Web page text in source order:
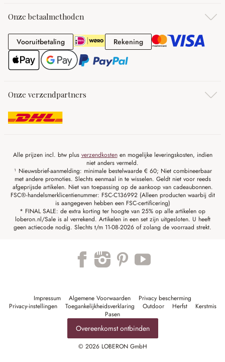
Onze betaalmethoden
VooruitbetalingVooruitbetaling RekeningRekening
Onze verzendpartners
Alle prijzen incl. btw plus verzendkostenen mogelijke leveringskosten, indien
niet anders vermeld.
¹ Nieuwsbrief-aanmelding: minimale bestelwaarde € 60; Niet combineerbaar
met andere promoties. Slechts eenmaal in te wisselen. Geldt niet voor reeds
afgeprijsde artikelen. Niet van toepassing op de aankoop van cadeaubonnen.
FSC®-handelsmerklicentienummer: FSC-C136992 (Alleen producten waarbij dit
is aangegeven hebben een FSC-certificering)
* FINAL SALE: de extra korting ter hoogte van 25% op alle artikelen op
loberon.nl/Sale is al verrekend. Artikelen in een set zijn uitgesloten. U heeft
geen actiecode nodig. Slechts t/m 11-08-2026 of zolang de voorraad strekt.
Impressum Algemene Voorwaarden
Privacy bescherming
Privacy-instellingen
Toegankelijkheidsverklaring Outdoor Herfst
Kerstmis
Pasen
Overeenkomst ontbinden
© 2026 LOBERON GmbH